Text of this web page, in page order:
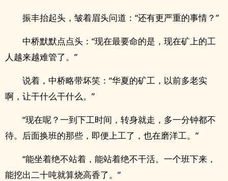
振丰抬起头，皱着眉头问道：“还有更严重的事情？”
中桥默默点点头：“现在最要命的是，现在矿上的工
人越来越难管了。”
说着，中桥略带坏笑：“华夏的矿工，以前多老实
啊，让干什么干什么。”
“现在呢？一到下工时间，转身就走，多一分钟都不
待。后面换班的那些，即便上工了，也在磨洋工。”
“能坐着绝不站着，能站着绝不干活。一个班下来，
能挖出二十吨就算烧高香了。”